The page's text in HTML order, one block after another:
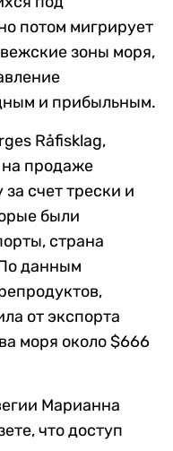
потом мигрирует
зоны моря,
и прибыльным.
Råfisklag,
на продаже
счет трески и
были
страна
данным
от экспорта
моря около $666
Марианна
что доступ